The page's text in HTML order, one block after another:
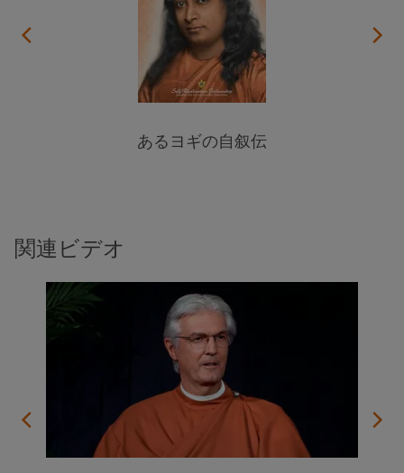
あるヨギの自叙伝
関連ビデオ